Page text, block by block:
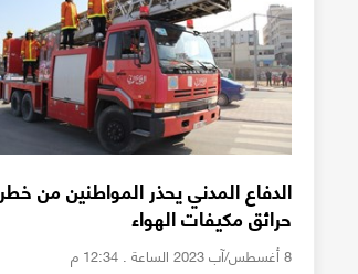
الدفاع المدني يحذر المواطنين من خطر
حرائق مكيفات الهواء
8 أغسطس/آب 2023 الساعة . 12:34 م